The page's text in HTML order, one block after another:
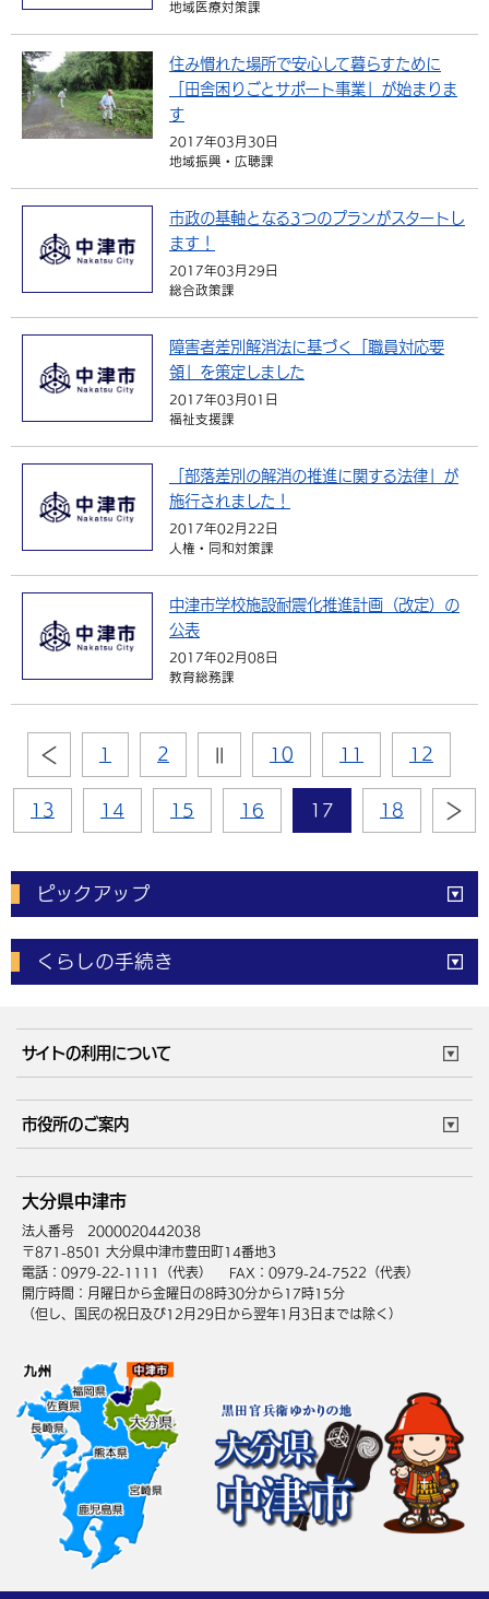
地域医療対策課
住み慣れた場所で安心して暮らすために
「田舎困りごとサポート事業」が始まりま
す
2017年03月30日
地域振興・広聴課
市政の基軸となる3つのプランがスタートし
ます！
2017年03月29日
総合政策課
障害者差別解消法に基づく「職員対応要
領」を策定しました
2017年03月01日
福祉支援課
「部落差別の解消の推進に関する法律」が
施行されました！
2017年02月22日
人権・同和対策課
中津市学校施設耐震化推進計画（改定）の
公表
2017年02月08日
教育総務課
1 2 || 10 11 12
13 14 15 16 17 18
ピックアップ
電子申請 窓口の混雑状況
体育施設予約状況 ご意見・ご要望
くらしの手続き
成人・仕事
住まい・引越 ごみ・環境
健康・医療 障がい・福祉
高齢・介護
サイトの利用について
サイトマップ
市役所のご案内
庁舎地図 組織案内
中津市へのアクセス
大分県中津市
法人番号 2000020442038
〒871-8501 大分県中津市豊田町14番地3
電話：0979-22-1111（代表）
FAX：0979-24-7522（代表）
開庁時間：月曜日から金曜日の8時30分から17時15分
（但し、国民の祝日及び12月29日から翌年1月3日までは除く）